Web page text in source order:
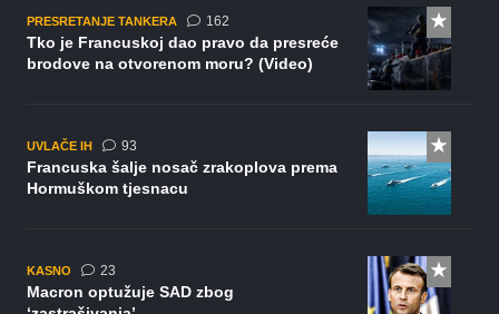
PRESRETANJE TANKERA 162komentara
Tko je Francuskoj dao pravo da presreće
brodove na otvorenom moru? (Video)
UVLAČE IH 93komentara
Francuska šalje nosač zrakoplova prema
Hormuškom tjesnacu
KASNO 23komentara
Macron optužuje SAD zbog